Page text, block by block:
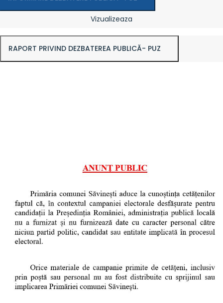
Vizualizeaza
RAPORT PRIVIND DEZBATEREA PUBLICĂ- PUZ